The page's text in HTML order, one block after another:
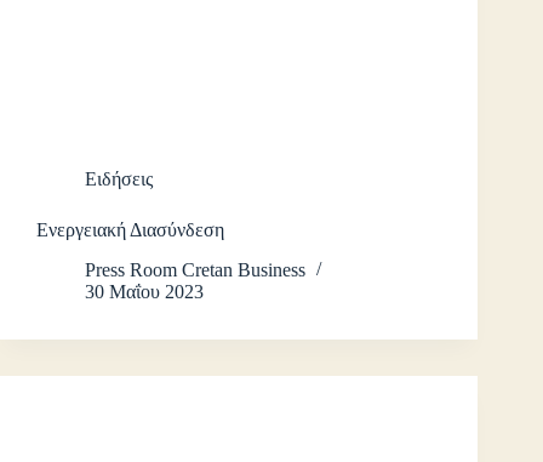
Ειδήσεις
Ενεργειακή Διασύνδεση
Press Room Cretan Business
30 Μαΐου 2023